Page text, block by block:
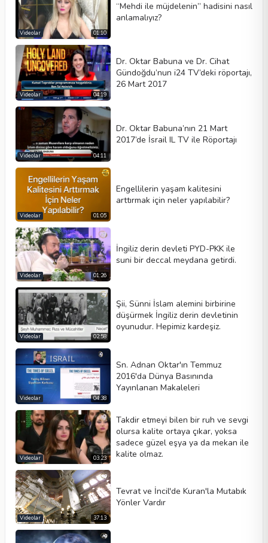
01:10
Videolar
“Mehdi ile müjdelenin” hadisini nasıl
anlamalıyız?
04:19
Videolar
Dr. Oktar Babuna ve Dr. Cihat
Gündoğdu’nun i24 TV’deki röportajı,
26 Mart 2017
04:11
Videolar
Dr. Oktar Babuna’nın 21 Mart
2017’de İsrail IL TV ile Röportajı
01:05
Videolar
Engellilerin yaşam kalitesini
arttırmak için neler yapılabilir?
01:26
Videolar
İngiliz derin devleti PYD-PKK ile
suni bir deccal meydana getirdi.
02:58
Videolar
Şii, Sünni İslam alemini birbirine
düşürmek İngiliz derin devletinin
oyunudur. Hepimiz kardeşiz.
04:38
Videolar
Sn. Adnan Oktar'ın Temmuz
2016'da Dünya Basınında
Yayınlanan Makaleleri
03:23
Videolar
Takdir etmeyi bilen bir ruh ve sevgi
olursa kalite ortaya çıkar, yoksa
sadece güzel eşya ya da mekan ile
kalite olmaz.
37:13
Videolar
Tevrat ve İncil'de Kuran'la Mutabık
Yönler Vardır